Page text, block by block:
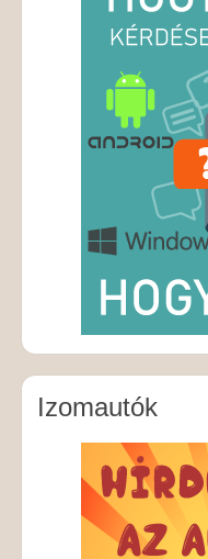
Izomautók